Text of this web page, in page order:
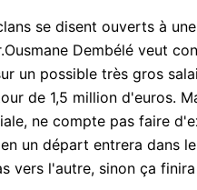
se disent ouverts à
Dembélé veut
un possible très gros
de 1,5 million d'euros.
ne compte pas faire
un départ entrera dans
vers l'autre, sinon ça